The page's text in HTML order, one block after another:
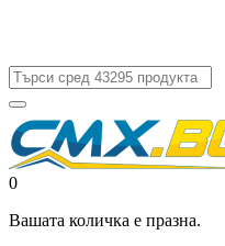
0
Вашата количка е празна.